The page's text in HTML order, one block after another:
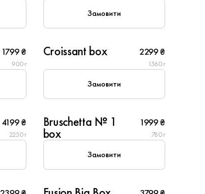
Замовити
1799 ₴
900 г
6
Croissant box 2299 ₴
1560 г
Замовити
4199 ₴
2250 г
6
Bruschetta № 1
box
1999 ₴
780 г
Замовити
10